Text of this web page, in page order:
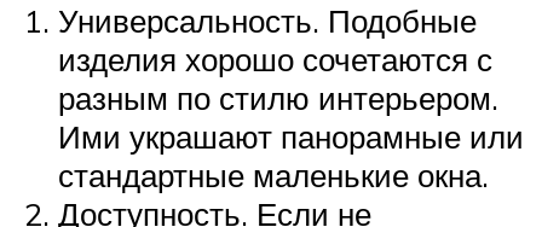
Универсальность. Подобные
изделия хорошо сочетаются с
разным по стилю интерьером.
Ими украшают панорамные или
стандартные маленькие окна.
Доступность. Если не